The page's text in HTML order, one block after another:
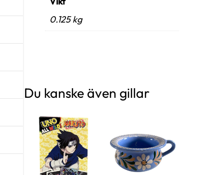
0.125 kg
Du kanske även gillar